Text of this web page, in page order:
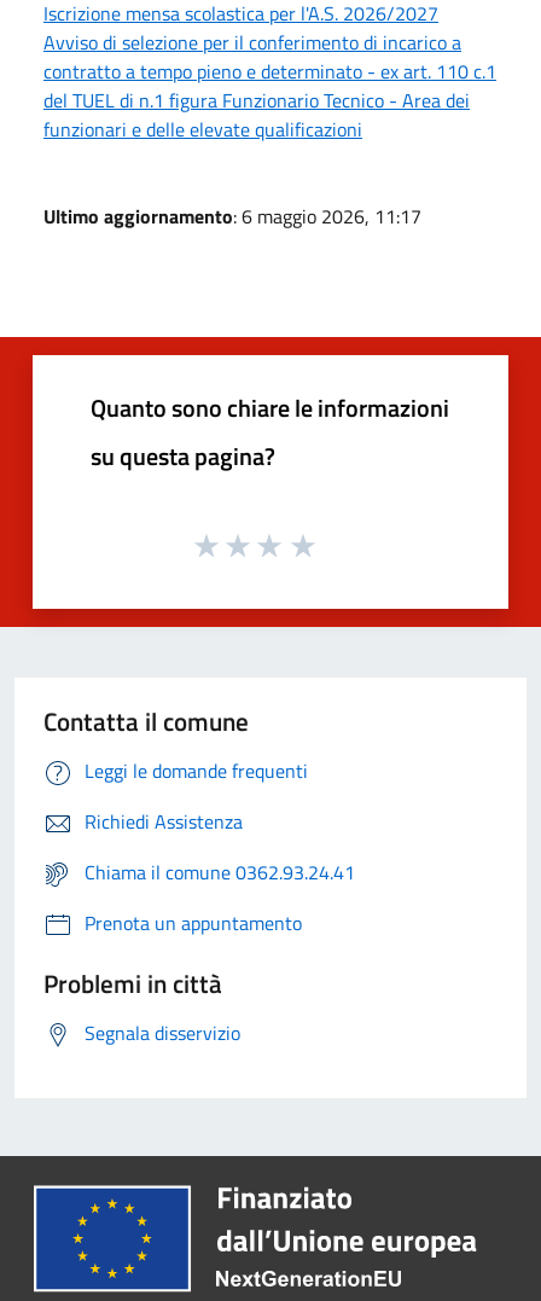
Iscrizione mensa scolastica per l'A.S. 2026/2027
Avviso di selezione per il conferimento di incarico a
contratto a tempo pieno e determinato - ex art. 110 c.1
del TUEL di n.1 figura Funzionario Tecnico - Area dei
funzionari e delle elevate qualificazioni
Ultimo aggiornamento: 6 maggio 2026, 11:17
Quanto sono chiare le informazioni
su questa pagina?
Contatta il comune
Leggi le domande frequenti
Richiedi Assistenza
Chiama il comune 0362.93.24.41
Prenota un appuntamento
Problemi in città
Segnala disservizio